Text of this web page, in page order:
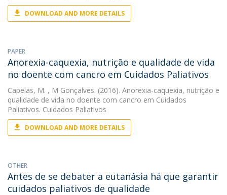
DOWNLOAD AND MORE DETAILS
PAPER
Anorexia-caquexia, nutrição e qualidade de vida
no doente com cancro em Cuidados Paliativos
Capelas, M. , M Gonçalves. (2016). Anorexia-caquexia, nutrição e
qualidade de vida no doente com cancro em Cuidados
Paliativos. Cuidados Paliativos
DOWNLOAD AND MORE DETAILS
OTHER
Antes de se debater a eutanásia há que garantir
cuidados paliativos de qualidade